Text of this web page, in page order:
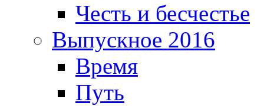
Честь и бесчестье
Выпускное 2016
Время
Путь